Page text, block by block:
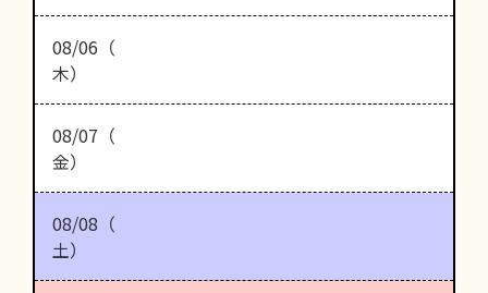
08/06（
木）
08/07（
金）
08/08（
土）